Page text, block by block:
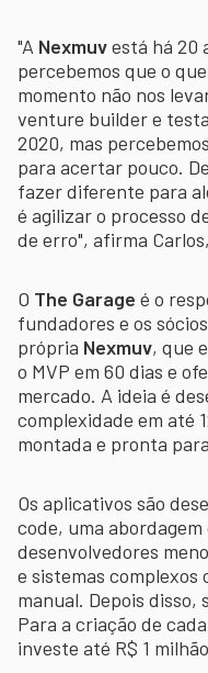
"A Nexmuvestá há 20
percebemos que o
momento não nos
venture builder e
2020, mas
para acertar pouco.
fazer diferente para
é agilizar o processo
de erro", afirma
O The Garage é o
fundadores e os
própria Nexmuv, que
o MVP em 60 dias e
mercado. A ideia é
complexidade em até
montada e pronta
Os aplicativos são
code, uma
desenvolvedores
e sistemas complexos
manual. Depois disso,
Para a criação de
investe até R$ 1